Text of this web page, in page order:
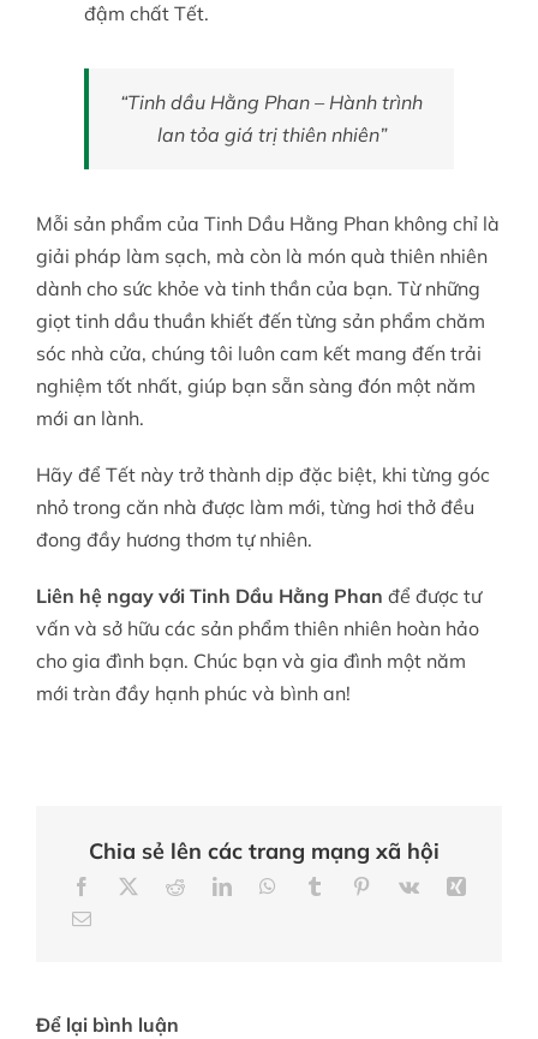
đậm chất Tết.
“Tinh dầu Hằng Phan – Hành trình
lan tỏa giá trị thiên nhiên”
Mỗi sản phẩm của Tinh Dầu Hằng Phan không chỉ là
giải pháp làm sạch, mà còn là món quà thiên nhiên
dành cho sức khỏe và tinh thần của bạn. Từ những
giọt tinh dầu thuần khiết đến từng sản phẩm chăm
sóc nhà cửa, chúng tôi luôn cam kết mang đến trải
nghiệm tốt nhất, giúp bạn sẵn sàng đón một năm
mới an lành.
Hãy để Tết này trở thành dịp đặc biệt, khi từng góc
nhỏ trong căn nhà được làm mới, từng hơi thở đều
đong đầy hương thơm tự nhiên.
Liên hệ ngay với Tinh Dầu Hằng Phan để được tư
vấn và sở hữu các sản phẩm thiên nhiên hoàn hảo
cho gia đình bạn. Chúc bạn và gia đình một năm
mới tràn đầy hạnh phúc và bình an!
Chia sẻ lên các trang mạng xã hội
Để lại bình luận